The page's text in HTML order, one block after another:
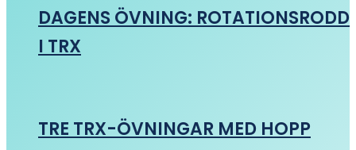
DAGENS ÖVNING: ROTATIONSRODD
I TRX
TRE TRX-ÖVNINGAR MED HOPP